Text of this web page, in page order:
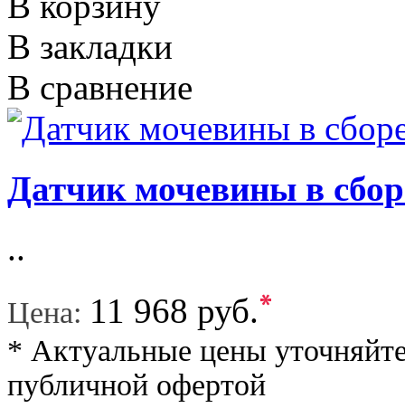
В закладки
В сравнение
Датчик мочевины в
..
Цена: 11 968 руб.*
* Актуальные цены
публичной офертой